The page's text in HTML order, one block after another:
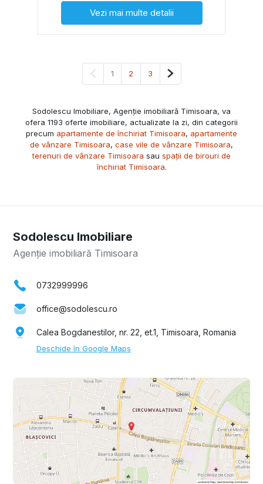
Vezi mai multe detalii
Pagina anterioară
1 2 3 Pagina următoare
Sodolescu Imobiliare, Agenție imobiliară Timisoara, va
ofera 1193 oferte imobiliare, actualizate la zi, din categorii
precum apartamente de închiriat Timisoara, apartamente
de vânzare Timisoara, case vile de vânzare Timisoara,
terenuri de vânzare Timisoara sau spații de birouri de
închiriat Timisoara.
Sodolescu Imobiliare
Agenție imobiliară Timisoara
0732999996
office@sodolescu.ro
Calea Bogdanestilor, nr. 22, et.1, Timisoara, Romania
Deschide în Google Maps